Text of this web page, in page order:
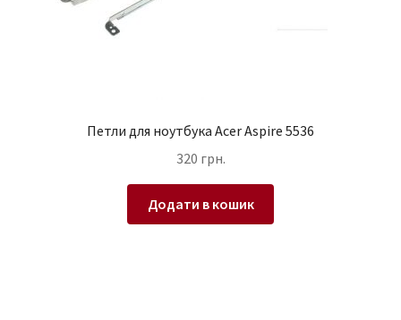
Петли для ноутбука Acer Aspire 5536
320 грн.
Додати в кошик